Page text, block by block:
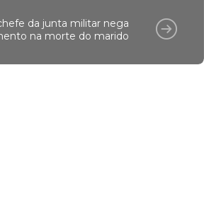
da junta militar nega
na morte do marido